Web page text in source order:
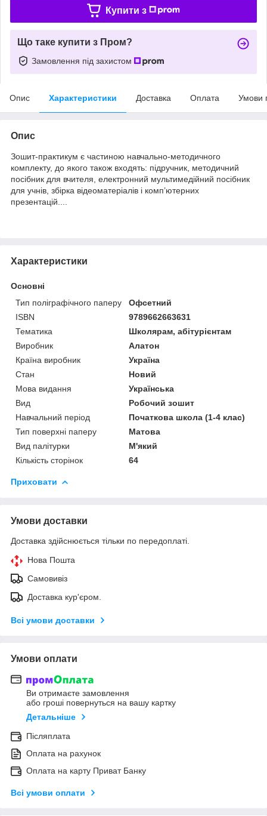
Купити з
Що таке купити з Пром?
Замовлення під захистом
Опис Характеристики Доставка Оплата Умови
Опис
Зошит-практикум є частиною навчально-методичного
комплекту, до якого також входять: підручник, методичний
посібник для вчителя, електронний мультимедійний посібник
для учнів, збірка відеоматеріалів і комп’ютерних
презентацій....
Характеристики
Основні
Тип поліграфічного паперу
Офсетний
ISBN
9789662663631
Тематика
Школярам, абітурієнтам
Виробник
Алатон
Країна виробник
Україна
Стан
Новий
Мова видання
Українська
Вид
Робочий зошит
Навчальний період
Початкова школа (1-4 клас)
Тип поверхні паперу
Матова
Вид палітурки
М'який
Кількість сторінок
64
Приховати
Умови доставки
Доставка здійснюється тільки по передоплаті.
Нова Пошта
Самовивіз
Доставка кур'єром.
Всі умови доставки
Умови оплати
Ви отримаєте замовлення
або гроші повернуться на вашу картку
Детальніше
Післяплата
Оплата на рахунок
Оплата на карту Приват Банку
Всі умови оплати